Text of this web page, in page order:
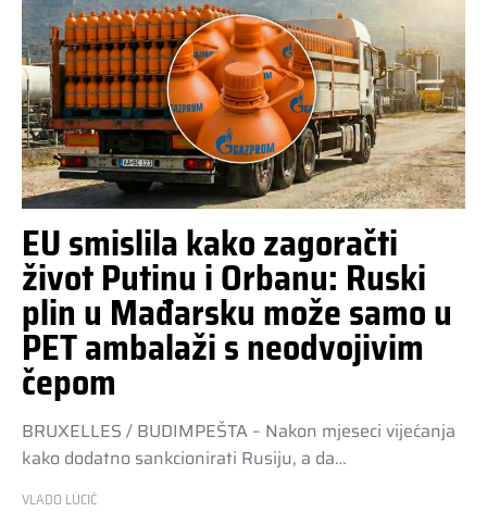
EU smislila kako zagoračti
život Putinu i Orbanu: Ruski
plin u Mađarsku može samo u
PET ambalaži s neodvojivim
čepom
BRUXELLES / BUDIMPEŠTA – Nakon mjeseci vijećanja
kako dodatno sankcionirati Rusiju, a da…
VLADO LUCIĆ